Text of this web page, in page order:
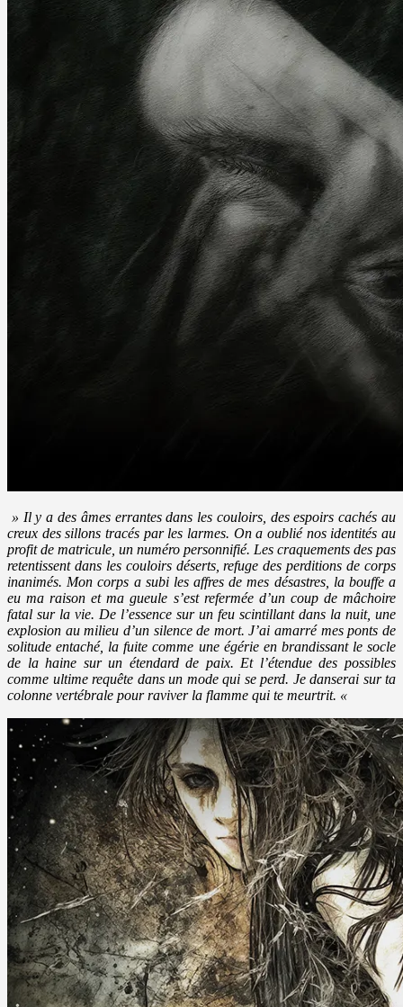
» Il y a des âmes errantes dans les couloirs, des espoirs cachés au
creux des sillons tracés par les larmes. On a oublié nos identités au
profit de matricule, un numéro personnifié. Les craquements des pas
retentissent dans les couloirs déserts, refuge des perditions de corps
inanimés. Mon corps a subi les affres de mes désastres, la bouffe a
eu ma raison et ma gueule s’est refermée d’un coup de mâchoire
fatal sur la vie. De l’essence sur un feu scintillant dans la nuit, une
explosion au milieu d’un silence de mort. J’ai amarré mes ponts de
solitude entaché, la fuite comme une égérie en brandissant le socle
de la haine sur un étendard de paix. Et l’étendue des possibles
comme ultime requête dans un mode qui se perd. Je danserai sur ta
colonne vertébrale pour raviver la flamme qui te meurtrit. «